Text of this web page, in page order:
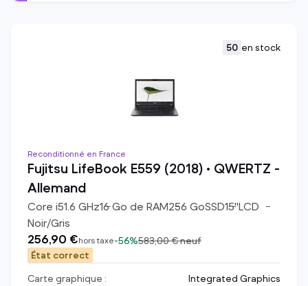
50 en stock
Reconditionné en France
Fujitsu LifeBook E559 (2018) • QWERTZ -
Allemand
Core i51.6 GHz16Go de RAM256 GoSSD15"LCD
Noir/Gris
256,90 €hors taxe-56%583,00 €neuf
État correct
Carte graphique :
Integrated Graphics